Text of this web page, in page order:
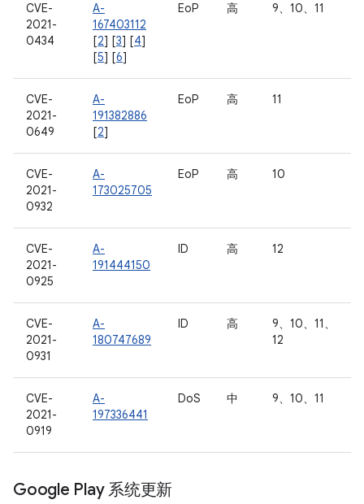
CVE-
2021-
0434
A-
167403112
[2] [3] [4]
[5] [6]
EoP 高 9、10、11
CVE-
2021-
0649
A-
191382886
[2]
EoP 高 11
CVE-
2021-
0932
A-
173025705
EoP 高 10
CVE-
2021-
0925
A-
191444150
ID 高 12
CVE-
2021-
0931
A-
180747689
ID 高
9、10、11、
12
CVE-
2021-
0919
A-
197336441
DoS 中 9、10、11
Google Play 系统更新